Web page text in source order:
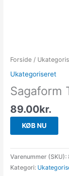
Forside /
Ukategoriseret
Sagaform
89.00kr.
KØB NU
Varenummer (SKU):
Kategori: